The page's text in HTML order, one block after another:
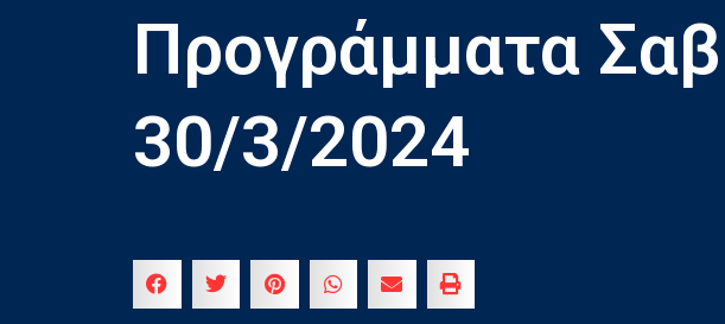
Προγράμματα
30/3/2024